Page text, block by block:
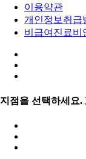
이용약관
개인정보취급
비급여진료비
지점을 선택하세요.